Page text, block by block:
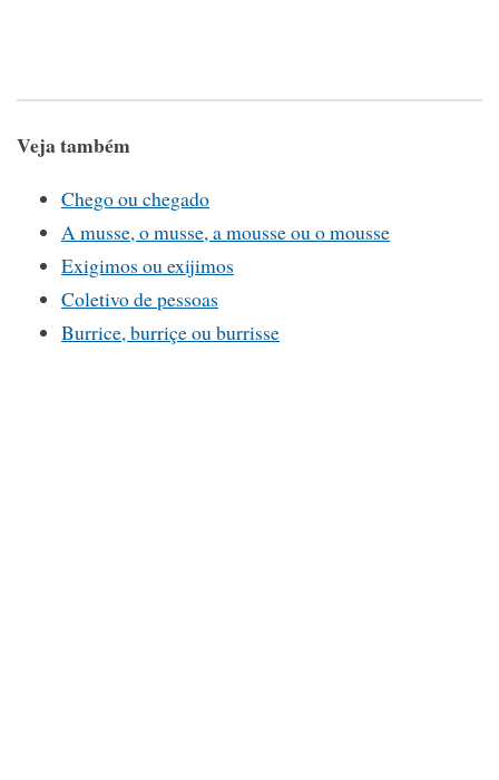
Veja também
Chego ou chegado
A musse, o musse, a mousse ou o mousse
Exigimos ou exijimos
Coletivo de pessoas
Burrice, burriçe ou burrisse